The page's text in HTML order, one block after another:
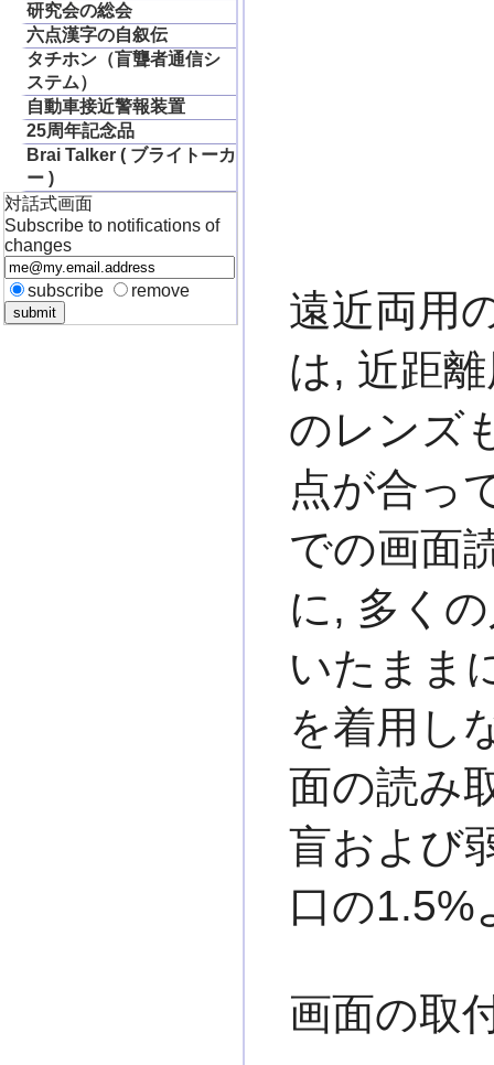
研究会の総会
六点漢字の自叙伝
タチホン（盲聾者通信シ
ステム）
自動車接近警報装置
25周年記念品
Brai Talker ( ブライトーカ
ー )
対話式画面
Subscribe to notifications of
changes
subscribe remove
遠近両用
は, 近距
のレンズ
点が合っ
での画面
に, 多く
いたまま
を着用し
面の読み
盲および
口の1.5%
画面の取